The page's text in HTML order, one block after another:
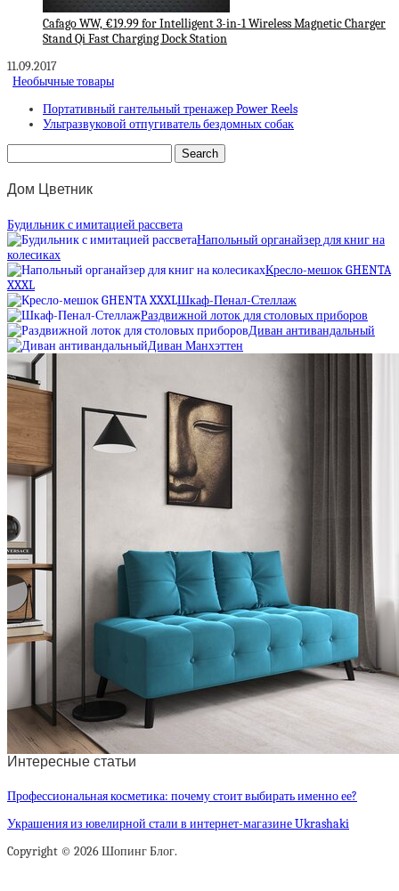
Cafago WW, €19.99 for Intelligent 3-in-1 Wireless Magnetic Charger
Stand Qi Fast Charging Dock Station
11.09.2017
Необычные товары
Портативный гантельный тренажер Power Reels
Ультразвуковой отпугиватель бездомных собак
Дом Цветник
Будильник с имитацией рассвета
Напольный органайзер для книг на
колесиках
Кресло-мешок GHENTA
XXXL
Шкаф-Пенал-Стеллаж
Раздвижной лоток для столовых приборов
Диван антивандальный
Диван Манхэттен
Интересные статьи
Профессиональная косметика: почему стоит выбирать именно ее?
Украшения из ювелирной стали в интернет-магазине Ukrashaki
Copyright © 2026 Шопинг Блог.